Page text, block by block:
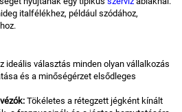
italfélékhez, például szódához,
ideális választás minden olyan vállalkozás
és a minőségérzet elsődleges
Tökéletes a rétegzett jégként kínált